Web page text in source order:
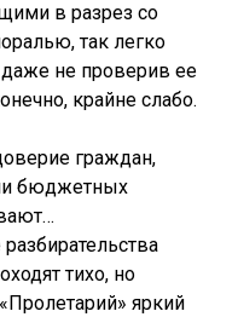
в разрез со
так легко
не проверив ее
крайне слабо.
граждан,
бюджетных
тихо, но
яркий